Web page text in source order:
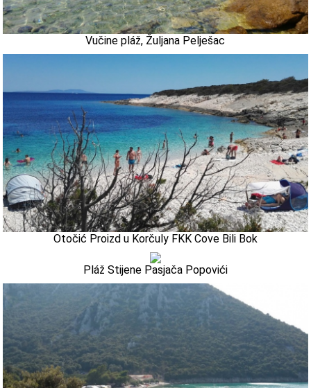
Vučine pláž, Žuljana Pelješac
Otočić Proizd u Korčuly FKK Cove Bili Bok
Pláž Stijene Pasjača Popovići